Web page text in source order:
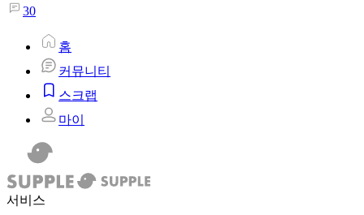
30
홈
커뮤니티
스크랩
마이
서비스